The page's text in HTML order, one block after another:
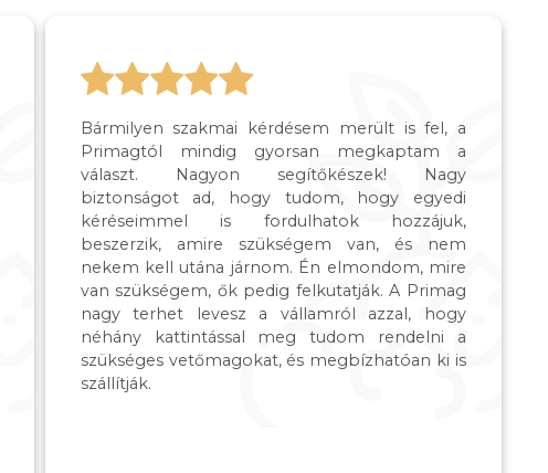
Bármilyen szakmai kérdésem merült is fel, a
Primagtól mindig gyorsan megkaptam a
választ. Nagyon segítőkészek! Nagy
biztonságot ad, hogy tudom, hogy egyedi
kéréseimmel is fordulhatok hozzájuk,
beszerzik, amire szükségem van, és nem
nekem kell utána járnom. Én elmondom, mire
van szükségem, ők pedig felkutatják. A Primag
nagy terhet levesz a vállamról azzal, hogy
néhány kattintással meg tudom rendelni a
szükséges vetőmagokat, és megbízhatóan ki is
szállítják.